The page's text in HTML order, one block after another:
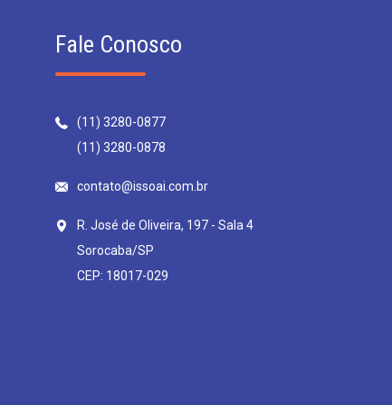
Fale Conosco
(11) 3280-0877
(11) 3280-0878
contato@issoai.com.br
R. José de Oliveira, 197 - Sala 4
Sorocaba/SP
CEP: 18017-029